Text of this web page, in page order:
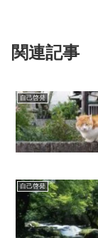
関連記事
自己啓発
自己啓発